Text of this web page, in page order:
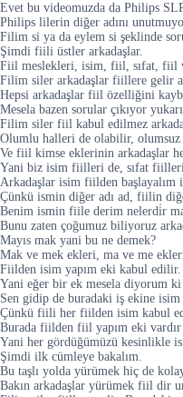
Evet bu videomuzda da Philips
Philips lilerin diğer adını
Filim si ya da eylem si şeklinde
Şimdi fiili üstler arkadaşlar.
Fiil meslekleri, isim, fiil, sıfat, fiil
Filim siler arkadaşlar fiillere gelir
Hepsi arkadaşlar fiil özelliğini
Mesela bazen sorular çıkıyor
Filim siler fiil kabul edilmez
Olumlu halleri de olabilir,
Ve fiil kimse eklerinin arkadaşlar
Yani biz isim fiilleri de, sıfat fiilleri
Arkadaşlar isim fiilden başlayalım
Çünkü ismin diğer adı ad, fiilin
Benim ismin fiile derim nelerdi̇r
Bunu zaten çoğumuz biliyoruz
Mayıs mak yani bu ne demek?
Mak ve mek ekleri, ma ve me
Fiilden isim yapım eki kabul edilir.
Yani eğer bir ek mesela diyorum ki
Sen gidip de buradaki iş ekine
Çünkü fiili her fiilden isim kabul
Burada fiilden fiil yapım eki vardır
Yani her gördüğümüzü kesinlikle
Şimdi ilk cümleye bakalım.
Bu taşlı yolda yürümek hiç de
Bakın arkadaşlar yürümek fiil dir